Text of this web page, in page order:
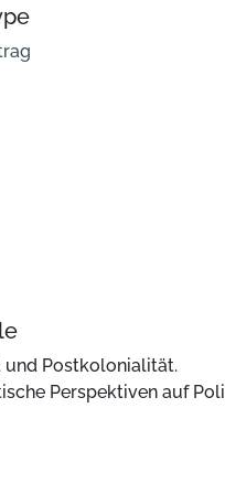
Postkolonialität.
Perspektiven auf